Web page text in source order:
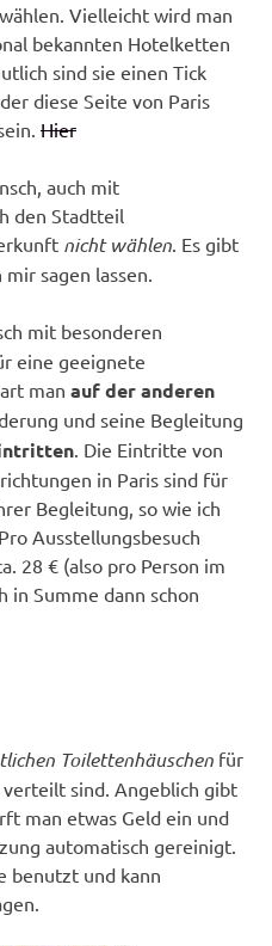
Vielleicht wird man
bekannten Hotelketten
sind sie einen Tick
diese Seite von Paris
Hier
auch mit
den Stadtteil
nicht wählen . Es gibt
sagen lassen.
mit besonderen
eine geeignete
man auf der anderen
und seine Begleitung
. Die Eintritte von
in Paris sind für
Begleitung, so wie ich
Ausstellungsbesuch
28 € (also pro Person im
in Summe dann schon
Toilettenhäuschen für
sind. Angeblich gibt
man etwas Geld ein und
automatisch gereinigt.
benutzt und kann